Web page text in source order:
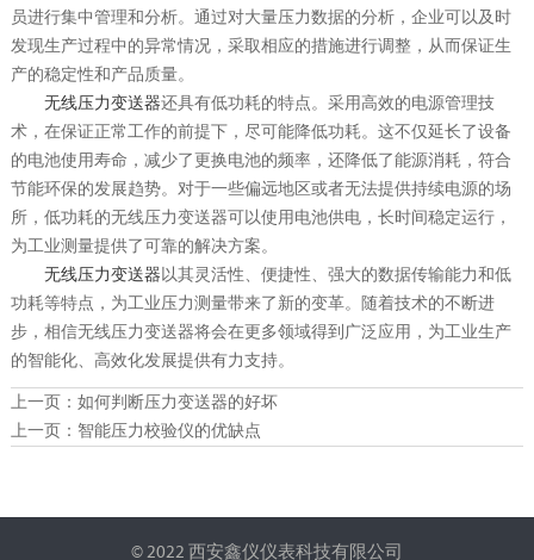
员进行集中管理和分析。通过对大量压力数据的分析，企业可以及时
发现生产过程中的异常情况，采取相应的措施进行调整，从而保证生
产的稳定性和产品质量。
无线压力变送器还具有低功耗的特点。采用高效的电源管理技
术，在保证正常工作的前提下，尽可能降低功耗。这不仅延长了设备
的电池使用寿命，减少了更换电池的频率，还降低了能源消耗，符合
节能环保的发展趋势。对于一些偏远地区或者无法提供持续电源的场
所，低功耗的无线压力变送器可以使用电池供电，长时间稳定运行，
为工业测量提供了可靠的解决方案。
无线压力变送器 以其灵活性、便捷性、强大的数据传输能力和低
功耗等特点，为工业压力测量带来了新的变革。随着技术的不断进
步，相信无线压力变送器将会在更多领域得到广泛应用，为工业生产
的智能化、高效化发展提供有力支持。
上一页： 如何判断压力变送器的好坏
上一页： 智能压力校验仪的优缺点
© 2022 西安鑫仪仪表科技有限公司